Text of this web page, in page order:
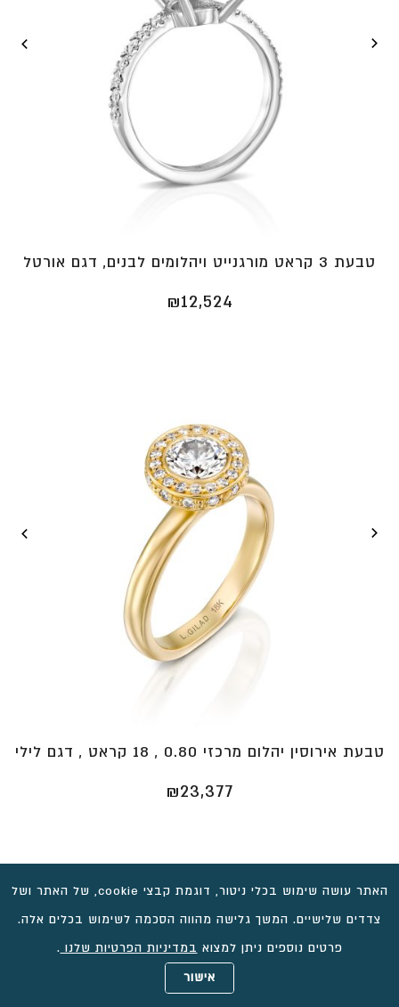
טבעת 3 קראט מורגנייט ויהלומים לבנים, דגם אורטל
₪12,524
טבעת אירוסין יהלום מרכזי 0.80 , 18 קראט , דגם לילי
₪23,377
האתר עושה שימוש בכלי ניטור, דוגמת קבצי cookie, של האתר ושל
צדדים שלישיים. המשך גלישה מהווה הסכמה לשימוש בכלים אלה.
פרטים נוספים ניתן למצוא במדיניות הפרטיות שלנו .
אישור